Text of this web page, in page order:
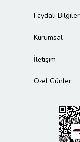
Faydalı Bilgiler
Kurumsal
İletişim
Özel Günler